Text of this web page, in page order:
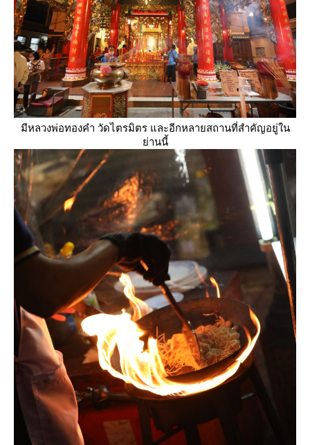
มีหลวงพ่อทองคำ วัดไตรมิตร และอีกหลายสถานที่สำคัญอยู่ใน
่านนี้